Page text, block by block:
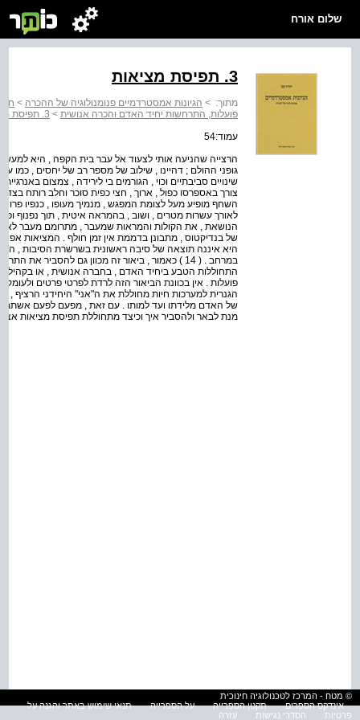
שלום אורח
3. תפיסת מציאות
מתוך: > הגיונות אמסטרדמיים פנומנולוגיה של ההכרה >
פועלות, התרחשות יחיד האדם והכרה אנושית > 3. תפיסת מציאות
עמוד:54
הרצייה שהניעה אותי לצעוד אל עבר בית הקפה , היא
גופני ההולם ; דהיינו , שילוב של מספר רב של יחסים , כמו
שינויים סביבתיים וכוי , הגורמים בי לירידה , צמצום
צורך באספרסו כפול , ארוך , חצי כפית סוכר וחלב רותח בצד -
השחף מופיע מעל לצומת המפגש , מנמיך מעופו , כנפיו
לאורך עשרות מטרים , ושוב , בהמראה איטית , תוך נפנוף
הנושאת , את הקולות והמראות שמעבר , מתרומם מעבר
של בנדיקטוס , מתבונן בדממת אין זמן חולף . המציאות
היא איננה תוצאה של סיבה ראשונית בשרשרת הסיבות ,
התחוללות הטבע ביחיד האדם , בחברה אנושית , או
פועלות . אין בכוונת הביאור הזה לרדת לפרטי פרטים
הגנרית למערכות חיות מחוללת את ה"אני" היחידני הרציף ,
של האדם מלידתו ועד למותו . עם זאת , מפעם לפעם אשתמש
מנת לבאר ולהסביר איך וכיצד מתחוללת תפיסת מציאות אצל
© מטח - המרכז לטכנולוגיה חינוכית
אינדקס הספרים
תקנון הספרייה על הספרייה
תנאי שימוש באתר והגנה על
פרטיות
הסדרי נגישות עזרה